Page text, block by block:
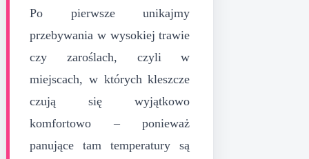
Po pierwsze unikajmy
przebywania w wysokiej trawie
czy zaroślach, czyli w
miejscach, w których kleszcze
czują się wyjątkowo
komfortowo – ponieważ
panujące tam temperatury są